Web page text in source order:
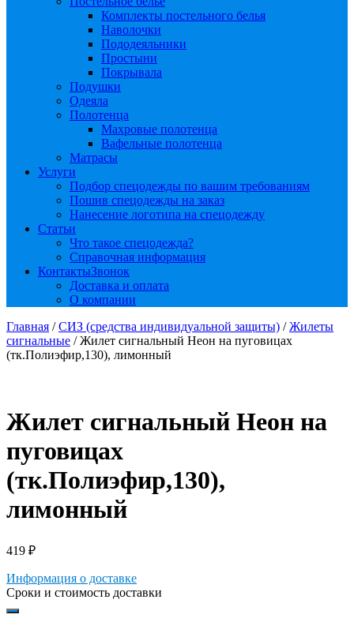
Комплекты постельного белья
Наволочки
Пододеяльники
Простыни
Покрывала
Подушки
Одеяла
Полотенца
Махровые полотенца
Вафельные полотенца
Матрасы
Услуги
Подбор спецодежды по вашим требованиям
Пошив спецодежды на заказ
Нанесение логотипа на спецодежду
Статьи
Что такое спецодежда?
Справочная информация
КонтактыЗвонок
Доставка и оплата
О компании
Главная /СИЗ (средства индивидуальной защиты) /Жилеты
сигнальные / Жилет сигнальный Неон на пуговицах
(тк.Полиэфир,130), лимонный
Жилет сигнальный Неон на
пуговицах
(тк.Полиэфир,130),
лимонный
419 ₽
Информация о доставке
Сроки и стоимость доставки